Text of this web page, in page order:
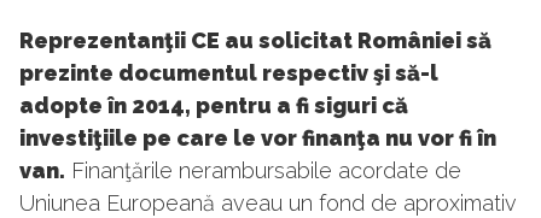
Reprezentanţii CE au solicitat României să
prezinte documentul respectiv şi să-l
adopte în 2014, pentru a fi siguri că
investiţiile pe care le vor finanţa nu vor fi în
van. Finanţările nerambursabile acordate de
Uniunea Europeană aveau un fond de aproximativ